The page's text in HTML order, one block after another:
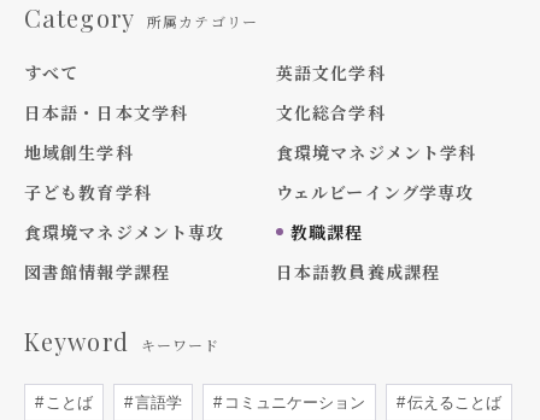
Category 所属カテゴリー
すべて
英語文化学科
日本語・日本文学科
文化総合学科
地域創生学科
食環境マネジメント学科
子ども教育学科
ウェルビーイング学専攻
食環境マネジメント専攻
教職課程
図書館情報学課程
日本語教員養成課程
Keyword キーワード
ことば 言語学 コミュニケーション 伝えることば